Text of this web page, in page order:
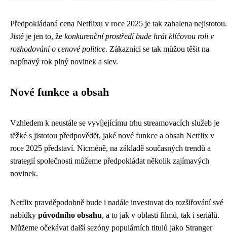
Předpokládaná cena Netflixu v roce 2025 je tak zahalena nejistotou.
Jisté je jen to, že konkurenční prostředí bude hrát klíčovou roli v
rozhodování o cenové politice. Zákazníci se tak můžou těšit na
napínavý rok plný novinek a slev.
Nové funkce a obsah
Vzhledem k neustále se vyvíjejícímu trhu streamovacích služeb je
těžké s jistotou předpovědět, jaké nové funkce a obsah Netflix v
roce 2025 představí. Nicméně, na základě současných trendů a
strategií společnosti můžeme předpokládat několik zajímavých
novinek.
Netflix pravděpodobně bude i nadále investovat do rozšiřování své
nabídky původního obsahu, a to jak v oblasti filmů, tak i seriálů.
Můžeme očekávat další sezóny populárních titulů jako Stranger